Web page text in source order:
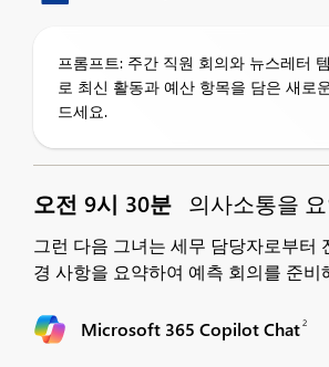
프롬프트: 주간 직원 회의와 뉴스레터
로 최신 활동과 예산 항목을 담은 새로
드세요.
오전 9시 30분 의사소통을
그런 다음 그녀는 세무 담당자로부터
경 사항을 요약하여 예측 회의를 준비
Microsoft 365 Copilot Chat2